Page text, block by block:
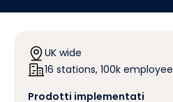
UK wide
16 stations, 100k
Prodotti implementati